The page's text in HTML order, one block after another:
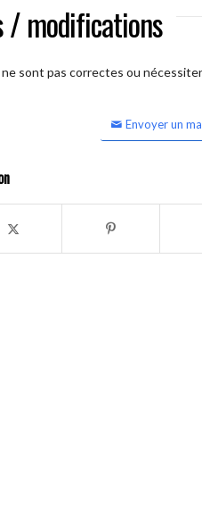
/ modifications
sont pas correctes ou
Envoyer un